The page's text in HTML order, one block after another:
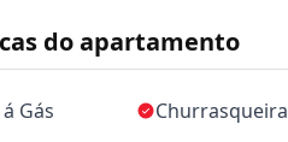
do apartamento
Gás Churrasqueira